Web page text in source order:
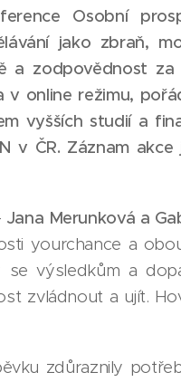
Osobní
jako zbraň,
a zodpovědnost
online režimu,
vyšších studií a
v ČR. Záznam
Jana Merunková a
yourchance a
se výsledkům a
zvládnout a ujít.
zdůraznily